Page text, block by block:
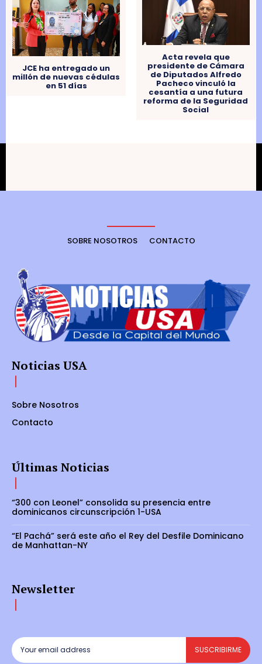
JCE ha entregado un
millón de nuevas cédulas
en 51 días
Acta revela que
presidente de Cámara
de Diputados Alfredo
Pacheco vinculó la
cesantía a una futura
reforma de la Seguridad
Social
SOBRE NOSOTROS CONTACTO
Noticias USA
Sobre Nosotros
Contacto
Últimas Noticias
“300 con Leonel” consolida su presencia entre
dominicanos circunscripción 1-USA
“El Pachá” será este año el Rey del Desfile Dominicano
de Manhattan-NY
Newsletter
SUSCRIBIRME